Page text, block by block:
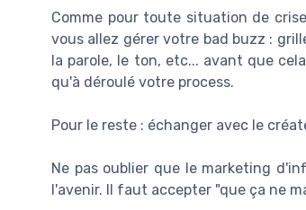
Comme pour toute situation de
vous allez gérer votre bad buzz :
la parole, le ton, etc... avant que
qu'à déroulé votre process.
Pour le reste : échanger avec le
Ne pas oublier que le marketing
l'avenir. Il faut accepter "que ça ne